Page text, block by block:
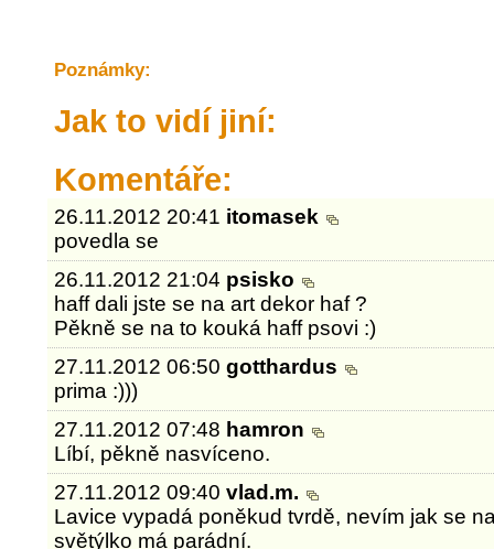
Poznámky:
Jak to vidí jiní:
Komentáře:
26.11.2012 20:41 itomasek
povedla se
26.11.2012 21:04 psisko
haff dali jste se na art dekor haf ?
Pěkně se na to kouká haff psovi :)
27.11.2012 06:50gotthardus
prima :)))
27.11.2012 07:48 hamron
Líbí, pěkně nasvíceno.
27.11.2012 09:40vlad.m.
Lavice vypadá poněkud tvrdě, nevím jak se
světýlko má parádní.